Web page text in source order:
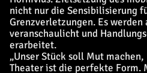
nicht nur die Sensibilisierung
Grenzverletzungen. Es
veranschaulicht und
erarbeitet.
„Unser Stück soll Mut
Theater ist die perfekte Form.